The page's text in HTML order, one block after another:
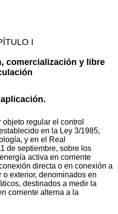
I
comercialización y libre
regular el control
en la Ley 3/1985,
y en el Real
de septiembre, sobre los
activa en corriente
directa o en conexión a
o exterior, denominados en
destinados a medir la
corriente alterna a la